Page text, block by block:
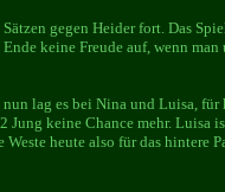
gegen Heider fort. Das
keine Freude auf, wenn
lag es bei Nina und Luisa,
Jung keine Chance mehr.
heute also für das